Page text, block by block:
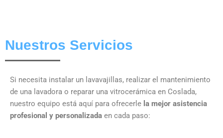
Nuestros Servicios
Si necesita instalar un lavavajillas, realizar el mantenimiento
de una lavadora o reparar una vitrocerámica en Coslada,
nuestro equipo está aquí para ofrecerle la mejor asistencia
profesional y personalizada en cada paso: